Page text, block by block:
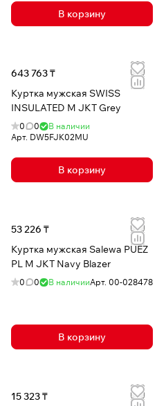
В корзину
643 763 ₸
Куртка мужская SWISS
INSULATED M JKT Grey
0 0
В наличии
Арт. DW5FJK02MU
В корзину
53 226 ₸
Куртка мужская Salewa PUEZ
PL M JKT Navy Blazer
0 0 В наличииАрт. 00-028478
В корзину
15 323 ₸